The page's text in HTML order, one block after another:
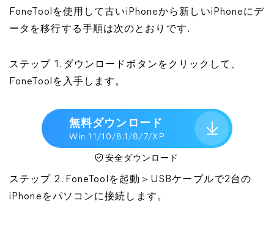
FoneToolを使用して古いiPhoneから新しいiPhoneにデ
ータを移行する手順は次のとおりです.
ステップ 1. ダウンロードボタンをクリックして、
FoneToolを入手します。
無料ダウンロード
Win 11/10/8.1/8/7/XP
安全ダウンロード
ステップ 2. FoneToolを起動＞USBケーブルで2台の
iPhoneをパソコンに接続します。